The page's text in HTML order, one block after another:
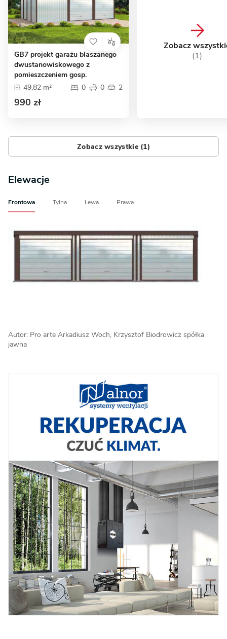
GB7 projekt garażu blaszanego
dwustanowiskowego z
pomieszczeniem gosp.
49,82 m²
0 0 2
990 zł
Zobacz
(1)
Zobacz wszystkie (1)
Elewacje
Frontowa Tylna Lewa Prawa
Autor: Pro arte Arkadiusz Woch, Krzysztof Biodrowicz spółka
jawna